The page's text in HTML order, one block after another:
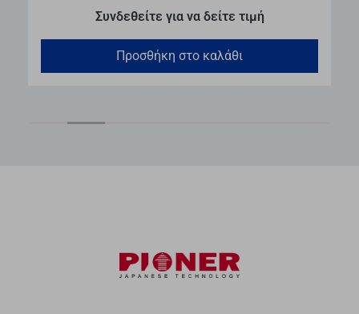
Συνδεθείτε για να δείτε τιμή
Προσθήκη στο καλάθι